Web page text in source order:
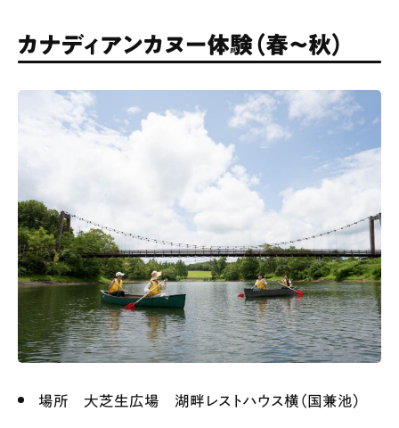
カナディアンカヌー体験（春〜秋）
場所 大芝生広場 湖畔レストハウス横（国兼池）